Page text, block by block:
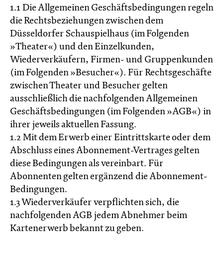
1.1 Die Allgemeinen Geschäftsbedingungen regeln
die Rechtsbeziehungen zwischen dem
Düsseldorfer Schauspielhaus (im Folgenden
»Theater«) und den Einzelkunden,
Wiederverkäufern, Firmen- und Gruppenkunden
(im Folgenden »Besucher«). Für Rechtsgeschäfte
zwischen Theater und Besucher gelten
ausschließlich die nachfolgenden Allgemeinen
Geschäftsbedingungen (im Folgenden »AGB«) in
ihrer jeweils aktuellen Fassung.
1.2 Mit dem Erwerb einer Eintrittskarte oder dem
Abschluss eines Abonnement-Vertrages gelten
diese Bedingungen als vereinbart. Für
Abonnenten gelten ergänzend die Abonnement-
Bedingungen.
1.3 Wiederverkäufer verpflichten sich, die
nachfolgenden AGB jedem Abnehmer beim
Kartenerwerb bekannt zu geben.